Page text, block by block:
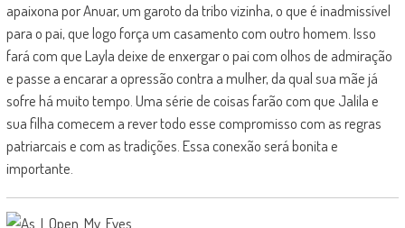
apaixona por Anuar, um garoto da tribo vizinha, o que é inadmissível
para o pai, que logo força um casamento com outro homem. Isso
fará com que Layla deixe de enxergar o pai com olhos de admiração
e passe a encarar a opressão contra a mulher, da qual sua mãe já
sofre há muito tempo. Uma série de coisas farão com que Jalila e
sua filha comecem a rever todo esse compromisso com as regras
patriarcais e com as tradições. Essa conexão será bonita e
importante.